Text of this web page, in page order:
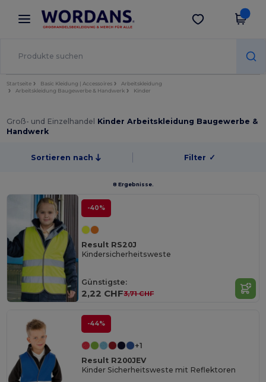
× Wordans App
Bessere Preise in der App!
App holen
Startseite Basic Kleidung | Accessoires
Arbeitskleidung
Arbeitskleidung Baugewerbe & Handwerk
Kinder
Groß- und Einzelhandel Kinder Arbeitskleidung Baugewerbe &
Handwerk
Sortieren nach Filter ✓
8 Ergebnisse.
-40%
Result RS20J
Kindersicherheitsweste
Günstigste:
2,22 CHF3,71 CHF
-44%
+1
Result R200JEV
Kinder Sicherheitsweste mit Reflektoren